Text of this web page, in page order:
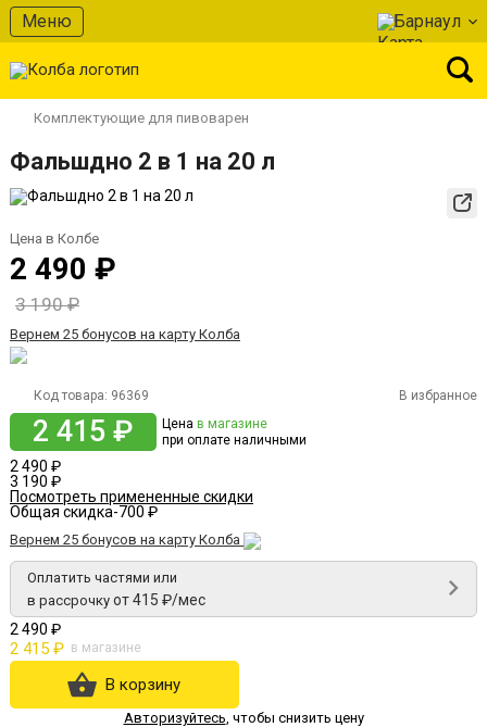
Меню Барнаул
Комплектующие для пивоварен
Фальшдно 2 в 1 на 20 л
Цена в Колбе
2 490 ₽
3 190 ₽
Вернем 25 бонусов на карту Колба
Код товара: 96369 В избранное
2 415 ₽ Цена в магазине
при оплате наличными
2 490 ₽
3 190 ₽
Посмотреть примененные скидки
Общая скидка-700 ₽
Вернем 25 бонусов на карту Колба
Оплатить частями или
в рассрочку от 415 ₽/мес
2 490 ₽
2 415 ₽ в магазине
В корзину
Авторизуйтесь, чтобы снизить цену